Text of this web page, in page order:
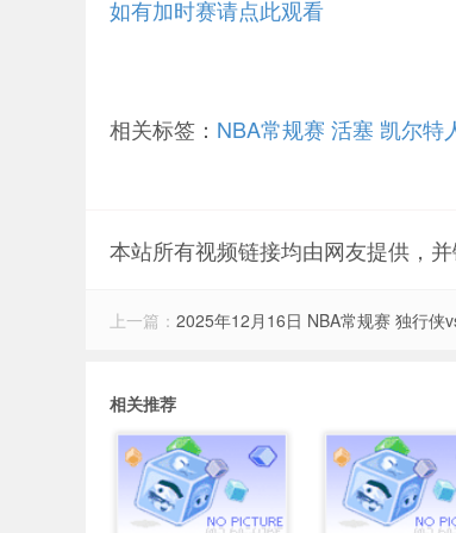
如有加时赛请点此观看
相关标签： NBA常规赛 活塞 凯尔特
本站所有视频链接均由网友提供，并
上一篇： 2025年12月16日 NBA常规赛 独行侠
相关推荐